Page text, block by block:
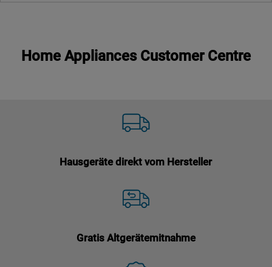
Home Appliances Customer Centre
Hausgeräte direkt vom Hersteller
Gratis Altgerätemitnahme